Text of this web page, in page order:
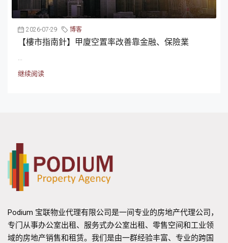
2026-07-29 博客
【樓市指南針】甲廈空置率改善靠金融、保險業
继续阅读
Podium 宝联物业代理有限公司是一间专业的房地产代理公司，
专门从事办公室出租、服务式办公室出租、零售空间和工业领
域的房地产销售和租赁。我们是由一群经验丰富、专业的跨国